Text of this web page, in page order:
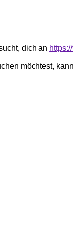
dich an
möchtest,